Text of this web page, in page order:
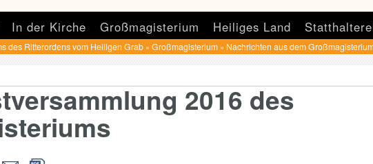
In der Kirche Großmagisterium Heiliges Land
des Ritterordens vom Heiligen Grab » Großmagisterium » Nachrichten aus dem
2016 des